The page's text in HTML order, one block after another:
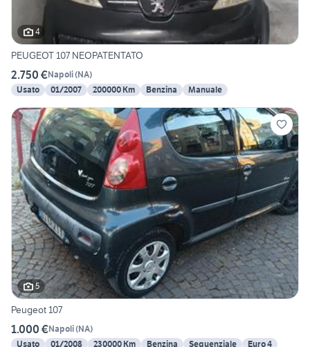
4
PEUGEOT 107 NEOPATENTATO
2.750 €Napoli(NA)
Usato
01/2007 200000 Km Benzina Manuale
5
Peugeot 107
1.000 €Napoli(NA)
Usato
01/2008 230000 Km Benzina Sequenziale Euro 4